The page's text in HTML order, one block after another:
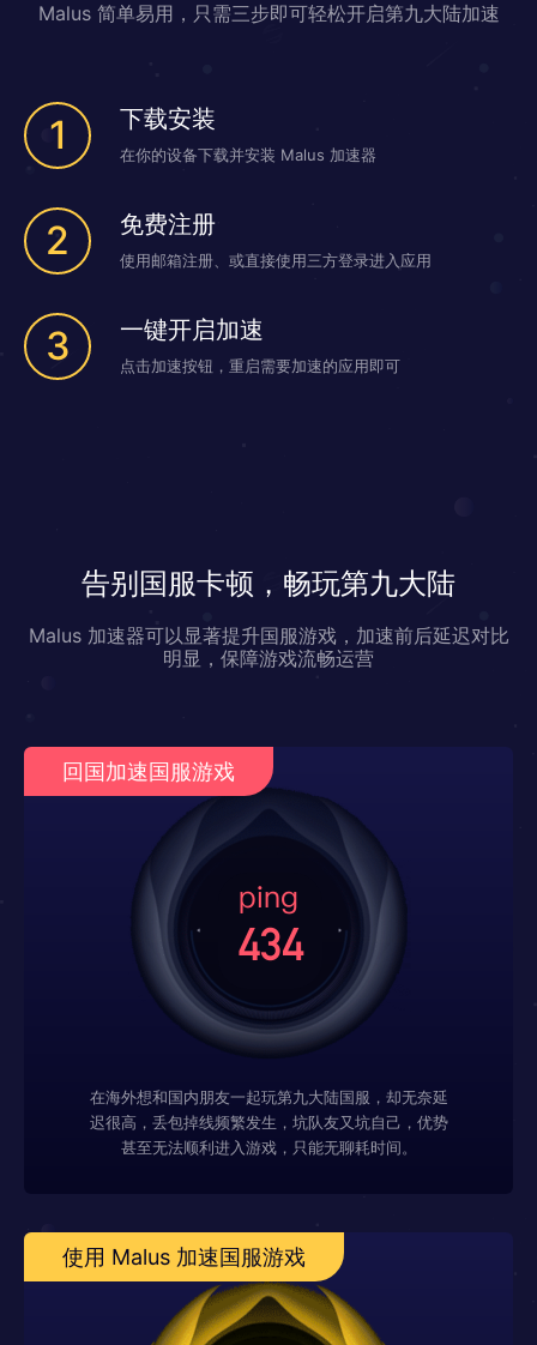
Malus 简单易用，只需三步即可轻松开启第九大陆加速
1 下载安装
在你的设备下载并安装 Malus 加速器
2 免费注册
使用邮箱注册、或直接使用三方登录进入应用
3 一键开启加速
点击加速按钮，重启需要加速的应用即可
告别国服卡顿，畅玩第九大陆
Malus 加速器可以显著提升国服游戏，加速前后延迟对比
明显，保障游戏流畅运营
回国加速国服游戏
在海外想和国内朋友一起玩第九大陆国服，却无奈延
迟很高，丢包掉线频繁发生，坑队友又坑自己，优势
甚至无法顺利进入游戏，只能无聊耗时间。
使用 Malus 加速国服游戏